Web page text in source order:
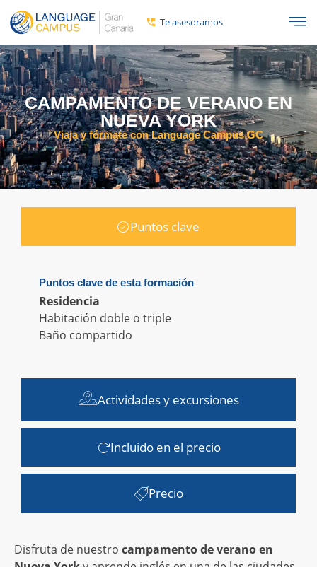
Te asesoramos
CAMPAMENTO DE VERANO EN
NUEVA YORK
Viaja y fórmate con Language Campus GC
Puntos clave
Actividades y excursiones
Incluido en el precio
Precio
Puntos clave de esta formación
Residencia
Habitación doble o triple
Baño compartido
Disfruta de nuestro campamento de verano en